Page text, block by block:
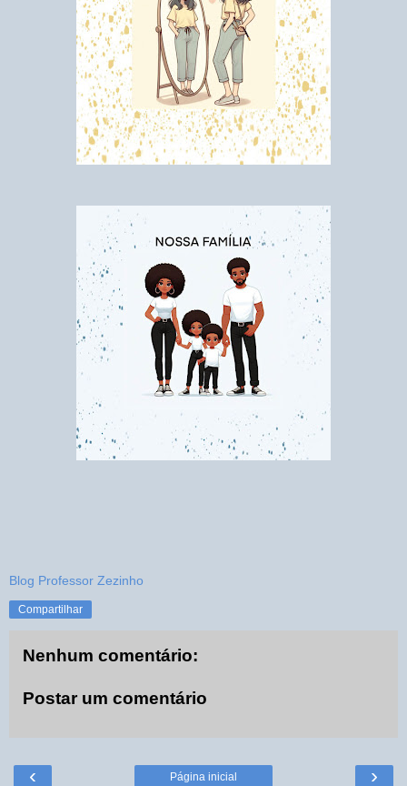
Blog Professor Zezinho
Compartilhar
Nenhum comentário:
Postar um comentário
‹ ›
Página inicial